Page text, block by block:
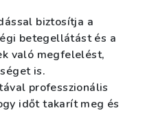
biztosítja a
betegellátást és a
való megfelelést,
is.
professzionális
időt takarít meg és